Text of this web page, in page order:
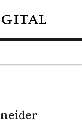
principal